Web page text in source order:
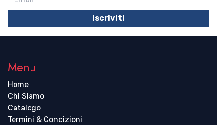
Iscriviti
Menu
Home
Chi Siamo
Catalogo
Termini & Condizioni